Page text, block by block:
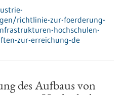
richtlinie-zur-foerderung-
hochschulen-
zur-erreichung-de
des Aufbaus von